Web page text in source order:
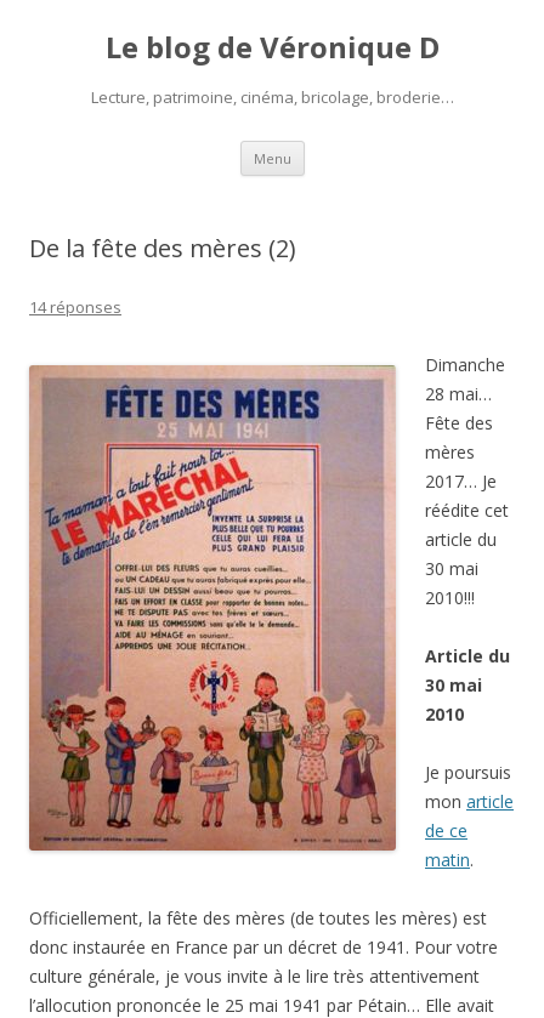
Le blog de Véronique D
Lecture, patrimoine, cinéma, bricolage, broderie…
Menu Aller
contenu
De la fête des mères (2)
14 réponses
Dimanche
28 mai…
Fête des
mères
2017… Je
réédite cet
article du
30 mai
2010!!!
Article du
30 mai
2010
Je poursuis
mon article
de ce
matin.
Officiellement, la fête des mères (de toutes les mères) est
donc instaurée en France par un décret de 1941. Pour votre
culture générale, je vous invite à le lire très attentivement
l’allocution prononcée le 25 mai 1941 par Pétain… Elle avait